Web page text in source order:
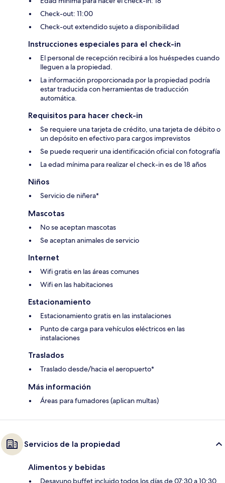
Check-out: 11:00
Check-out extendido sujeto a disponibilidad
Instrucciones especiales para el check-in
El personal de recepción recibirá a los huéspedes cuando
lleguen a la propiedad.
La información proporcionada por la propiedad podría
estar traducida con herramientas de traducción
automática.
Requisitos para hacer check-in
Se requiere una tarjeta de crédito, una tarjeta de débito o
un depósito en efectivo para cargos imprevistos
Se puede requerir una identificación oficial con fotografía
La edad mínima para realizar el check-in es de 18 años
Niños
Servicio de niñera*
Mascotas
No se aceptan mascotas
Se aceptan animales de servicio
Internet
Wifi gratis en las áreas comunes
Wifi en las habitaciones
Estacionamiento
Estacionamiento gratis en las instalaciones
Punto de carga para vehículos eléctricos en las
instalaciones
Traslados
Traslado desde/hacia el aeropuerto*
Más información
Áreas para fumadores (aplican multas)
Servicios de la propiedad
Alimentos y bebidas
Desayuno buffet incluido todos los días de 07:30 a 10:30